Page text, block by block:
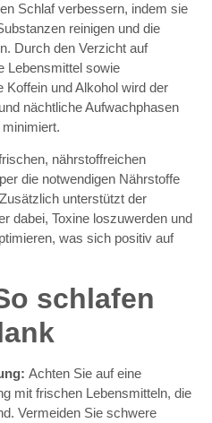
Schlaf verbessern, indem sie
reinigen und die
Durch den Verzicht auf
Lebensmittel sowie
und Alkohol wird der
nächtliche Aufwachphasen
nährstoffreichen
die notwendigen Nährstoffe
unterstützt der
dabei, Toxine loszuwerden und
was sich positiv auf
schlafen
Achten Sie auf eine
mit frischen Lebensmitteln, die
Vermeiden Sie schwere